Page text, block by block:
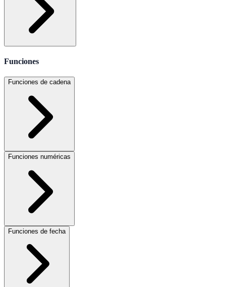
Funciones
Funciones de cadena
Funciones numéricas
Funciones de fecha